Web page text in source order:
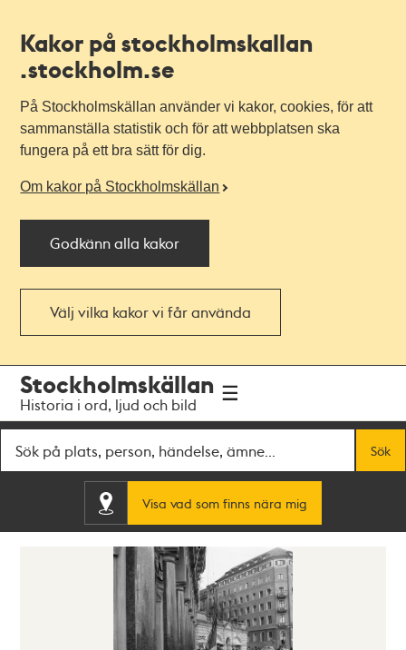
Kakor på stockholmskallan
.stockholm.se
På Stockholmskällan använder vi kakor, cookies, för att
sammanställa statistik och för att webbplatsen ska
fungera på ett bra sätt för dig.
Om kakor på Stockholmskällan
Godkänn alla kakor
Välj vilka kakor vi får använda
navigationen
huvudinnehållet
Stockholmskällan
Historia i ord, ljud och bild
Sök
Visa vad som finns nära mig